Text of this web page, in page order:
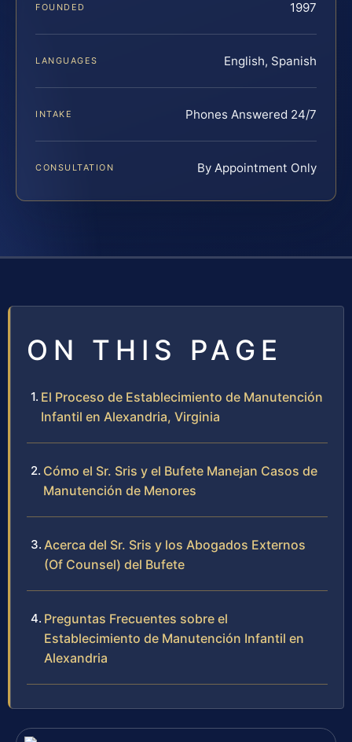
FOUNDED 1997
LANGUAGES English, Spanish
INTAKE Phones Answered 24/7
CONSULTATION By Appointment Only
ON THIS PAGE
El Proceso de Establecimiento de Manutención
Infantil en Alexandria, Virginia
Cómo el Sr. Sris y el Bufete Manejan Casos de
Manutención de Menores
Acerca del Sr. Sris y los Abogados Externos
(Of Counsel) del Bufete
Preguntas Frecuentes sobre el
Establecimiento de Manutención Infantil en
Alexandria